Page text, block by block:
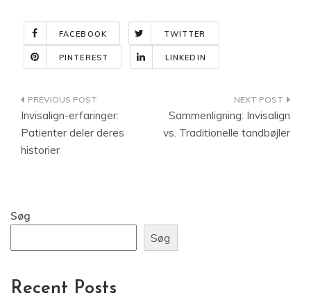
FACEBOOK TWITTER
PINTEREST LINKEDIN
Indlægsnavigation
Invisalign-erfaringer:
Patienter deler deres
historier
Sammenligning: Invisalign
vs. Traditionelle tandbøjler
Søg
Søg
Recent Posts